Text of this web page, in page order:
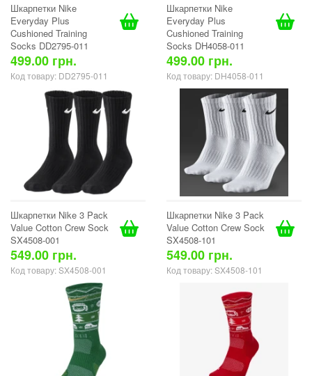
Шкарпетки Nike
Everyday Plus
Cushioned Training
Socks DD2795-011
499.00 грн.
Код товару: DD2795-011
Шкарпетки Nike
Everyday Plus
Cushioned Training
Socks DH4058-011
499.00 грн.
Код товару: DH4058-011
Шкарпетки Nike 3 Pack
Value Cotton Crew Sock
SX4508-001
549.00 грн.
Код товару: SX4508-001
Шкарпетки Nike 3 Pack
Value Cotton Crew Sock
SX4508-101
549.00 грн.
Код товару: SX4508-101